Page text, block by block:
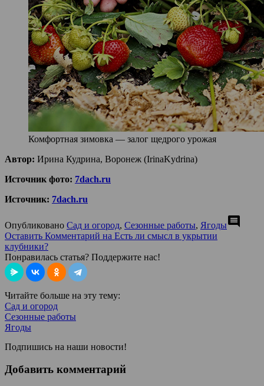
Комфортная зимовка — залог щедрого урожая
Автор: Ирина Кудрина, Воронеж (IrinaKydrina)
Источник фото: 7dach.ru
Источник: 7dach.ru
Опубликовано Сад и огород, Сезонные работы, Ягодыcomment
Оставить Комментарий на Есть ли смысл в укрытии
клубники?
Понравилась статья? Поддержите нас!
Читайте больше на эту тему:
Сад и огород
Сезонные работы
Ягоды
Подпишись на наши новости!
Добавить комментарий